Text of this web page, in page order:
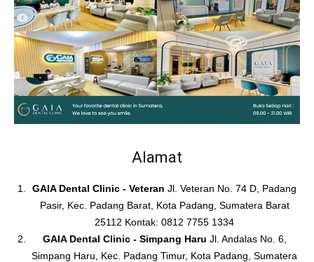
Alamat
GAIA Dental Clinic - Veteran Jl. Veteran No. 74 D, Padang
Pasir, Kec. Padang Barat, Kota Padang, Sumatera Barat
25112 Kontak: 0812 7755 1334
GAIA Dental Clinic - Simpang Haru Jl. Andalas No. 6,
Simpang Haru, Kec. Padang Timur, Kota Padang, Sumatera